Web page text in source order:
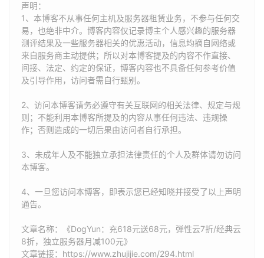
声明：
1、本博客不从事任何主机及服务器租赁业务，不参与任何交
易，也绝非中介。博客内容仅记录博主个人感兴趣的服务器
测评结果及一些服务器相关的优惠活动，信息均摘自网络或
来自服务商主动提供；所以对本博客提及的内容不作直接、
间接、法定、约定的保证，博客内容也不具备任何参考价值
及引导作用，访问者需自行甄别。
2、访问本博客请务必遵守有关互联网的相关法律、规定与规
则；不能利用本博客所提及的内容从事任何违法、违规操
作；否则造成的一切后果由访问者自行承担。
3、未成年人及不能独立承担法律责任的个人及群体请勿访问
本博客。
4、一旦您访问本博客，即表示您已经知晓并接受了以上声明
通告。
文章名称：《DogYun：充618元送68元，弹性云7折/经典云
8折，独立服务器月减100元》
文章链接： https://www.zhujijie.com/294.html